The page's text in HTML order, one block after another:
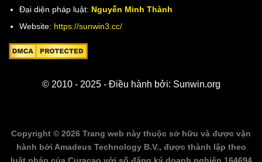
Đại diện pháp luật: Nguyễn Minh Thành
Website: https://sunwin3.cc/
© 2010 - 2025 - Điều hành bởi: Sunwin.org
Copyright © 2026 Trang web này thuộc sở hữu và được vận
hành bởi Amadeus Technology B.V., được thành lập theo